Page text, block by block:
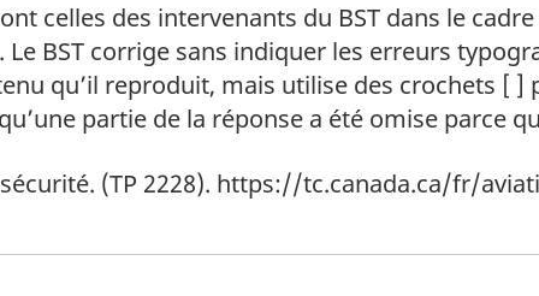
celles des intervenants du BST dans le
BST corrige sans indiquer les erreurs
qu’il reproduit, mais utilise des crochets [ ]
partie de la réponse a été omise parce
bas de page
(TP 2228). https://tc.canada.ca/fr/
bas de page